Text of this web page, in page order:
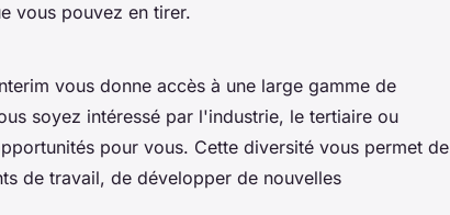
vous pouvez en tirer.
vous donne accès à une large gamme de
soyez intéressé par l'industrie, le tertiaire ou
pour vous. Cette diversité vous permet de
de travail, de développer de nouvelles